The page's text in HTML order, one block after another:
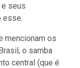
e seus
esse.
mencionam os
o samba
central (que é